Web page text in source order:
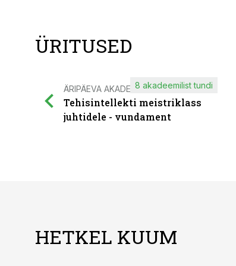
ÜRITUSED
ÄRIPÄEVA AKADEEMIA
Tehisintellekti meistriklass
juhtidele - vundament
8 akadeemilist tundi
HETKEL KUUM